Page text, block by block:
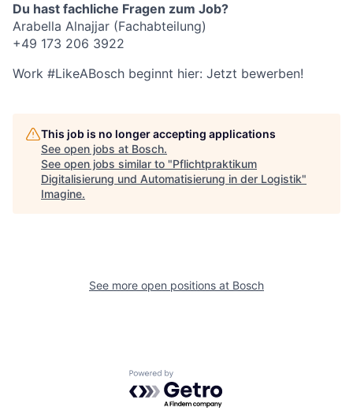
Du hast fachliche Fragen zum Job?
Arabella Alnajjar (Fachabteilung)
+49 173 206 3922
Work #LikeABosch beginnt hier: Jetzt bewerben!
This job is no longer accepting applications
See open jobs at Bosch.
See open jobs similar to "Pflichtpraktikum
Digitalisierung und Automatisierung in der Logistik"
Imagine.
See more open positions at Bosch
Powered by Getro.com